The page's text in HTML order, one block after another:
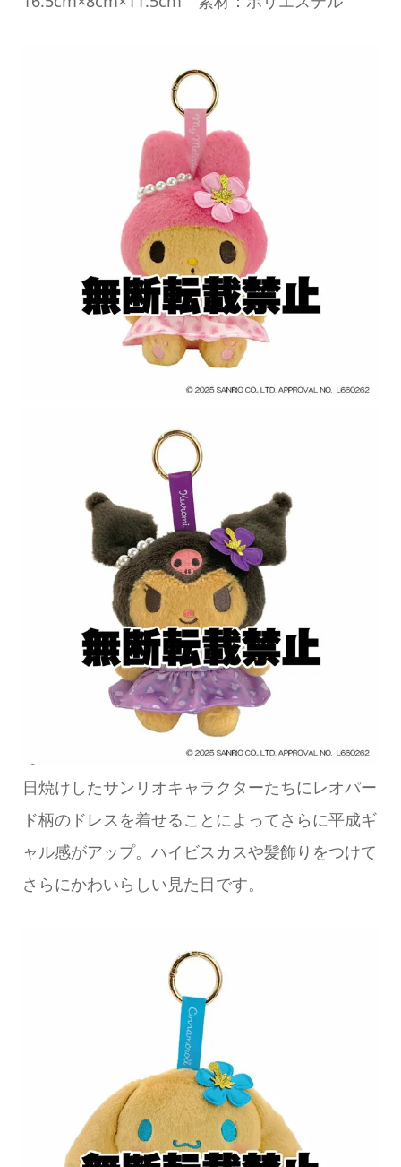
日焼けしたサンリオキャラクターたちにレオパー
ド柄のドレスを着せることによってさらに平成ギ
ャル感がアップ。ハイビスカスや髪飾りをつけて
さらにかわいらしい見た目です。